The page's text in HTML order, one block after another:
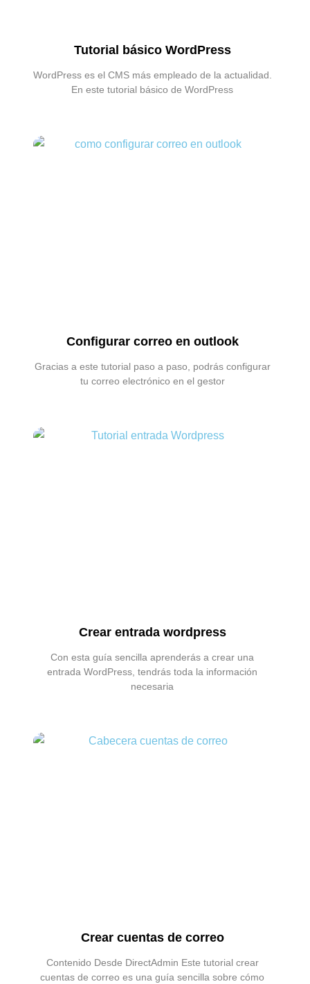
Tutorial básico WordPress
WordPress es el CMS más empleado de la actualidad.
En este tutorial básico de WordPress
Configurar correo en outlook
Gracias a este tutorial paso a paso, podrás configurar
tu correo electrónico en el gestor
Crear entrada wordpress
Con esta guía sencilla aprenderás a crear una
entrada WordPress, tendrás toda la información
necesaria
Crear cuentas de correo
Contenido Desde DirectAdmin Este tutorial crear
cuentas de correo es una guía sencilla sobre cómo